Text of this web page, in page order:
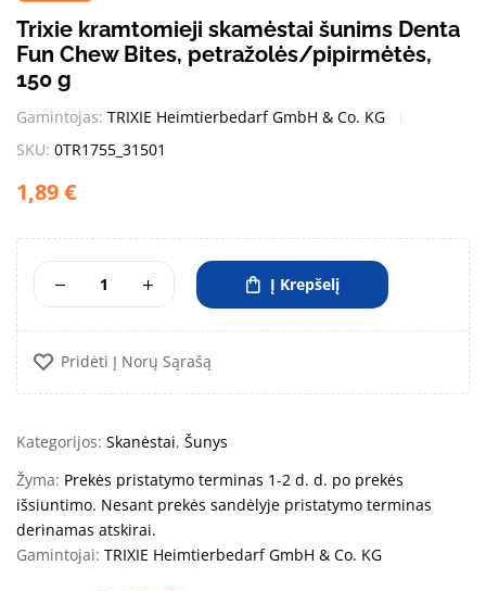
Trixie kramtomieji skamėstai šunims Denta
Fun Chew Bites, petražolės/pipirmėtės,
150 g
Gamintojas: TRIXIE Heimtierbedarf GmbH & Co. KG
SKU: 0TR1755_31501
1,89€
Į Krepšelį
Pridėti Į Norų Sąrašą
Kategorijos: Skanėstai, Šunys
Žyma: Prekės pristatymo terminas 1-2 d. d. po prekės
išsiuntimo. Nesant prekės sandėlyje pristatymo terminas
derinamas atskirai.
Gamintojai: TRIXIE Heimtierbedarf GmbH & Co. KG